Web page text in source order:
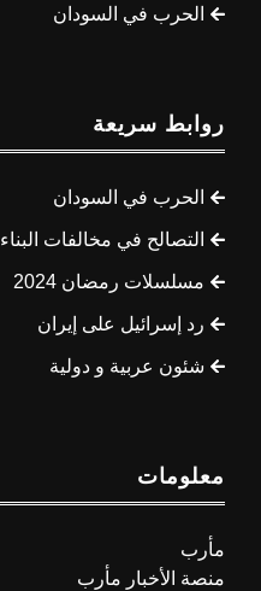
الحرب في السودان
روابط سريعة
الحرب في السودان
التصالح في مخالفات البناء
مسلسلات رمضان 2024
رد إسرائيل على إيران
شئون عربية و دولية
معلومات
مأرب
منصة الأخبار مأرب